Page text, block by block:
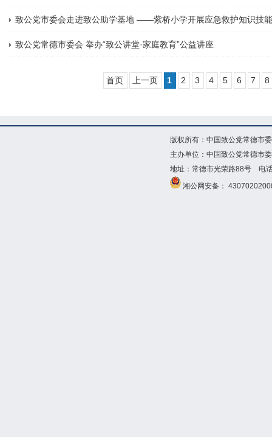
致公党市委会走进致公助学基地 ——紫桥小学开展应急救护知识技
致公党常德市委会 举办“致公讲堂·家庭教育”公益讲座
首页 上一页 1 2 3 4 5 6 7 8
版权所有：中国致公党常德市
主办单位：中国致公党常德市
地址：常德市光荣路88号 电
湘公网安备：